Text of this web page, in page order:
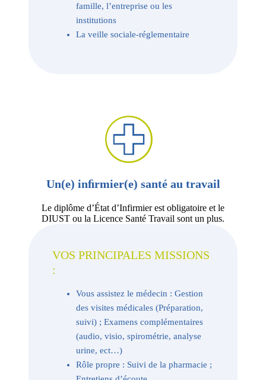
famille, l’entreprise ou les
institutions
La veille sociale-réglementaire
Un(e) inﬁrmier(e) santé au travail
Le diplôme d’État d’Infirmier est obligatoire et le
DIUST ou la Licence Santé Travail sont un plus.
VOS PRINCIPALES MISSIONS
:
Vous assistez le médecin : Gestion
des visites médicales (Préparation,
suivi) ; Examens complémentaires
(audio, visio, spirométrie, analyse
urine, ect…)
Rôle propre : Suivi de la pharmacie ;